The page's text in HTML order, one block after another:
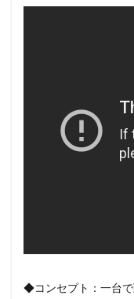
◆コンセプト：一台